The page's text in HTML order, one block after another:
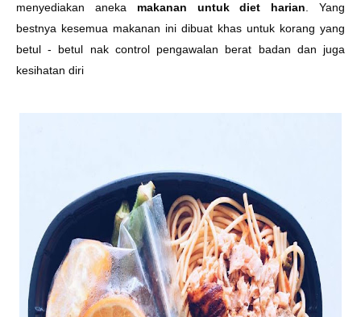
menyediakan aneka makanan untuk diet harian . Yang
bestnya kesemua makanan ini dibuat khas untuk korang yang
betul - betul nak control pengawalan berat badan dan juga
kesihatan diri